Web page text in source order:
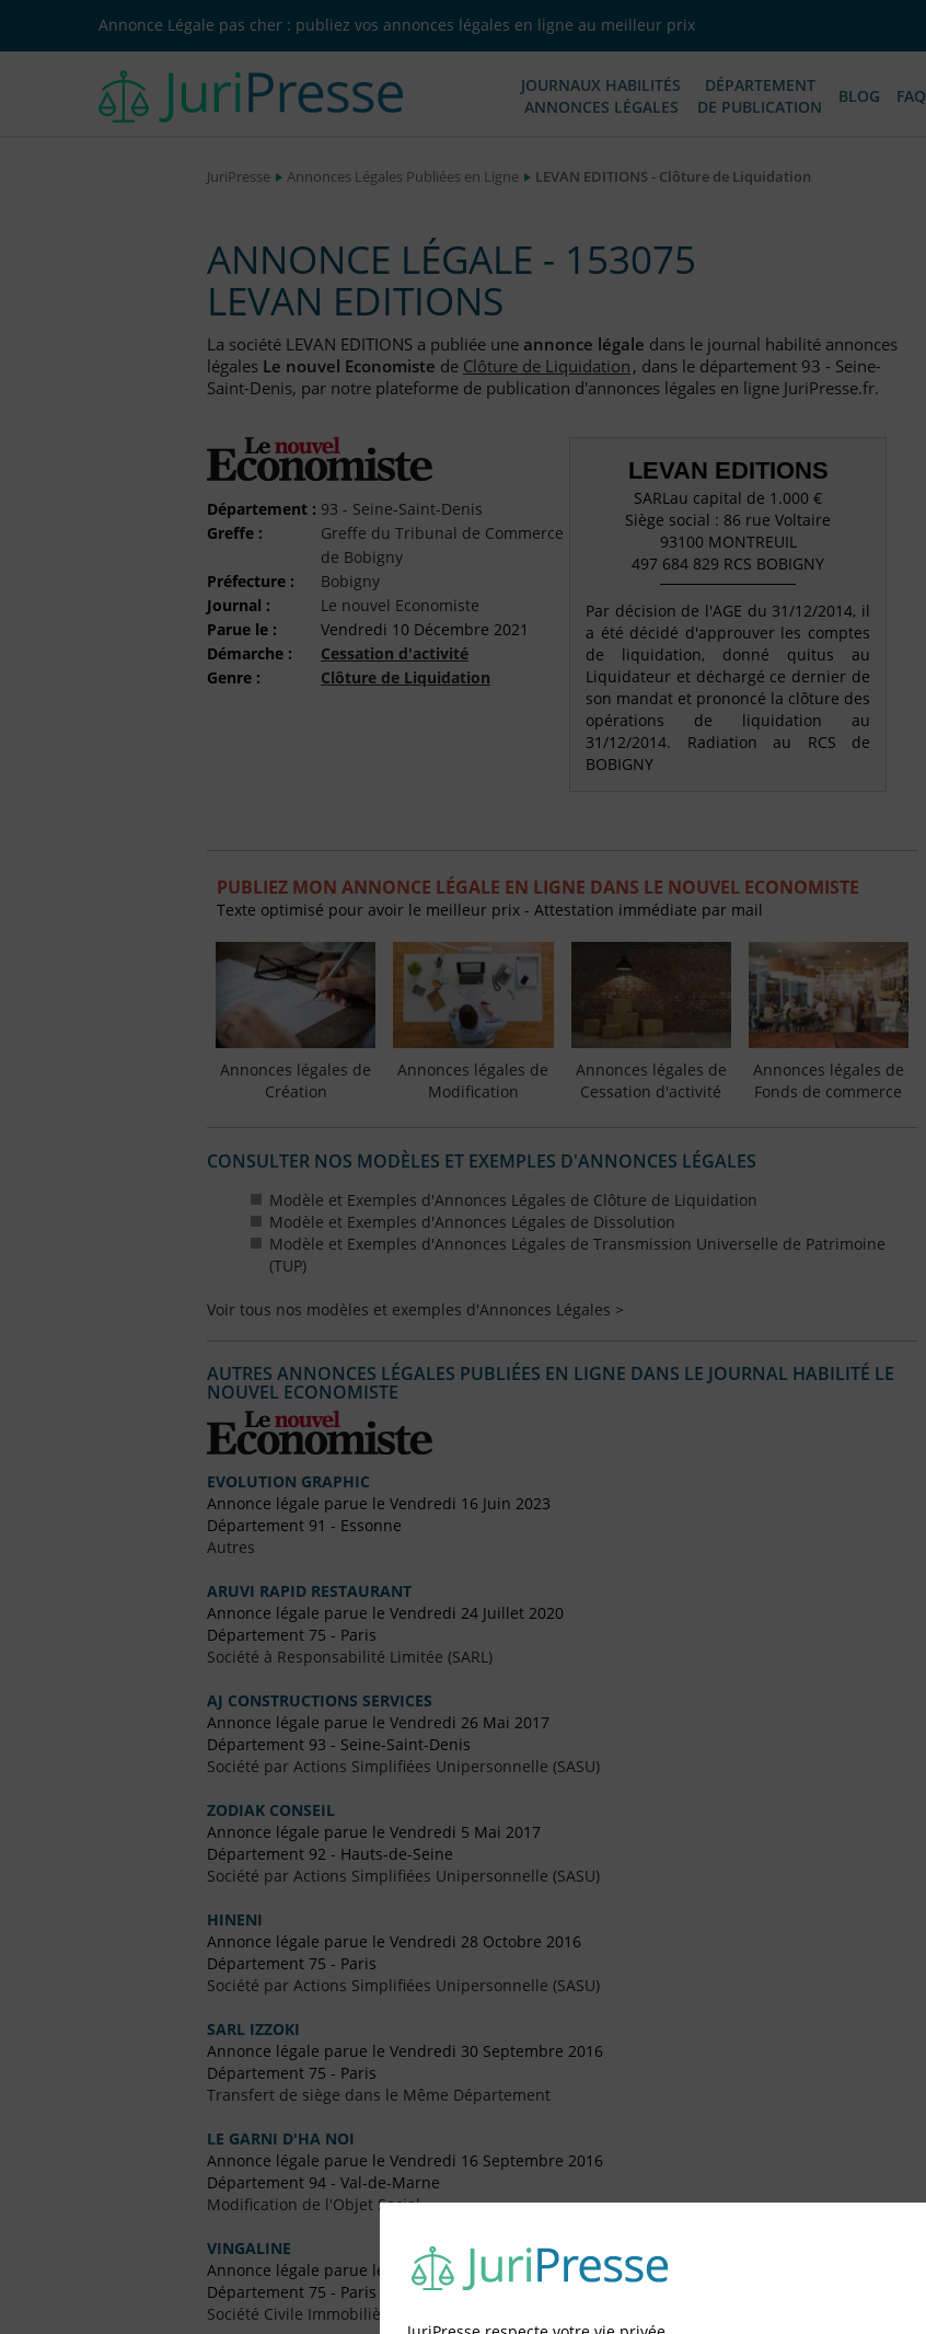
Annonce Légale pas cher : publiez vos annonces légales en ligne au meilleur prix
JOURNAUX HABILITÉS
ANNONCES LÉGALES
DÉPARTEMENT
DE PUBLICATION
BLOG FAQ
JuriPresse Annonces Légales Publiées en Ligne LEVAN EDITIONS - Clôture de Liquidation
ANNONCE LÉGALE - 153075
LEVAN EDITIONS
La société LEVAN EDITIONS a publiée une annonce légale dans le journal habilité annonces
légales Le nouvel Economiste de Clôture de Liquidation, dans le département 93 - Seine-
Saint-Denis, par notre plateforme de publication d'annonces légales en ligne JuriPresse.fr.
Département : 93 - Seine-Saint-Denis
Greffe :
Greffe du Tribunal de Commerce
de Bobigny
Préfecture :
Bobigny
Journal :
Le nouvel Economiste
Parue le :
Vendredi 10 Décembre 2021
Démarche :
Cessation d'activité
Genre :
Clôture de Liquidation
LEVAN EDITIONS
SARLau capital de 1.000 €
Siège social : 86 rue Voltaire
93100 MONTREUIL
497 684 829 RCS BOBIGNY
Par décision de l'AGE du 31/12/2014, il
a été décidé d'approuver les comptes
de liquidation, donné quitus au
Liquidateur et déchargé ce dernier de
son mandat et prononcé la clôture des
opérations de liquidation au
31/12/2014. Radiation au RCS de
BOBIGNY
PUBLIEZ MON ANNONCE LÉGALE EN LIGNE DANS LE NOUVEL ECONOMISTE
Texte optimisé pour avoir le meilleur prix - Attestation immédiate par mail
Annonces légales de
Création
Annonces légales de
Modification
Annonces légales de
Cessation d'activité
Annonces légales de
Fonds de commerce
CONSULTER NOS MODÈLES ET EXEMPLES D'ANNONCES LÉGALES
Modèle et Exemples d'Annonces Légales de Clôture de Liquidation
Modèle et Exemples d'Annonces Légales de Dissolution
Modèle et Exemples d'Annonces Légales de Transmission Universelle de Patrimoine
(TUP)
Voir tous nos modèles et exemples d'Annonces Légales >
AUTRES ANNONCES LÉGALES PUBLIÉES EN LIGNE DANS LE JOURNAL HABILITÉ LE
NOUVEL ECONOMISTE
EVOLUTION GRAPHIC
Annonce légale parue le Vendredi 16 Juin 2023
Département 91 - Essonne
Autres
ARUVI RAPID RESTAURANT
Annonce légale parue le Vendredi 24 Juillet 2020
Département 75 - Paris
Société à Responsabilité Limitée (SARL)
AJ CONSTRUCTIONS SERVICES
Annonce légale parue le Vendredi 26 Mai 2017
Département 93 - Seine-Saint-Denis
Société par Actions Simplifiées Unipersonnelle (SASU)
ZODIAK CONSEIL
Annonce légale parue le Vendredi 5 Mai 2017
Département 92 - Hauts-de-Seine
Société par Actions Simplifiées Unipersonnelle (SASU)
HINENI
Annonce légale parue le Vendredi 28 Octobre 2016
Département 75 - Paris
Société par Actions Simplifiées Unipersonnelle (SASU)
SARL IZZOKI
Annonce légale parue le Vendredi 30 Septembre 2016
Département 75 - Paris
Transfert de siège dans le Même Département
LE GARNI D'HA NOI
Annonce légale parue le Vendredi 16 Septembre 2016
Département 94 - Val-de-Marne
Modification de l'Objet Social
VINGALINE
Annonce légale parue le Vendredi 6 Novembre 2015
Département 75 - Paris
Société Civile Immobilière (SCI)